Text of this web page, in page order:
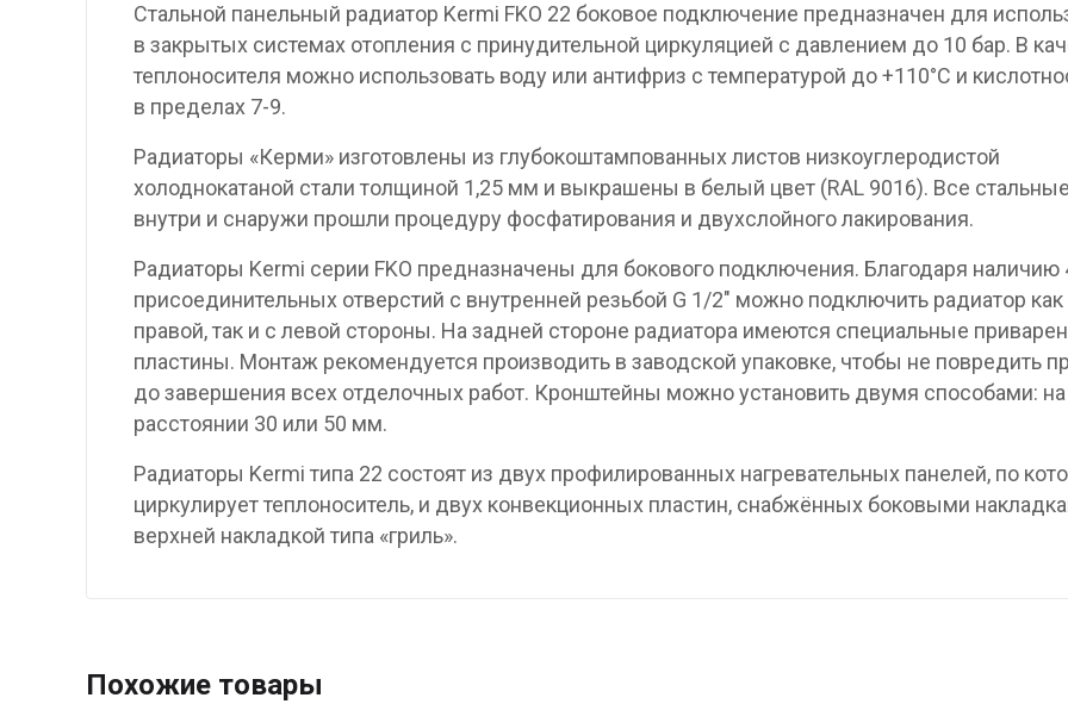
Стальной панельный радиатор Kermi FKO 22 боковое подключение предназначен для
в закрытых системах отопления с принудительной циркуляцией с давлением до 10 бар. В
теплоносителя можно использовать воду или антифриз с температурой до +110°C и
в пределах 7-9.
Радиаторы «Керми» изготовлены из глубокоштампованных листов низкоуглеродистой
холоднокатаной стали толщиной 1,25 мм и выкрашены в белый цвет (RAL 9016). Все
внутри и снаружи прошли процедуру фосфатирования и двухслойного лакирования.
Радиаторы Kermi серии FKO предназначены для бокового подключения. Благодаря наличию
присоединительных отверстий с внутренней резьбой G 1/2″ можно подключить радиатор как
правой, так и с левой стороны. На задней стороне радиатора имеются специальные
пластины. Монтаж рекомендуется производить в заводской упаковке, чтобы не повредить
до завершения всех отделочных работ. Кронштейны можно установить двумя способами: на
расстоянии 30 или 50 мм.
Радиаторы Kermi типа 22 состоят из двух профилированных нагревательных панелей, по
циркулирует теплоноситель, и двух конвекционных пластин, снабжённых боковыми
верхней накладкой типа «гриль».
Похожие товары